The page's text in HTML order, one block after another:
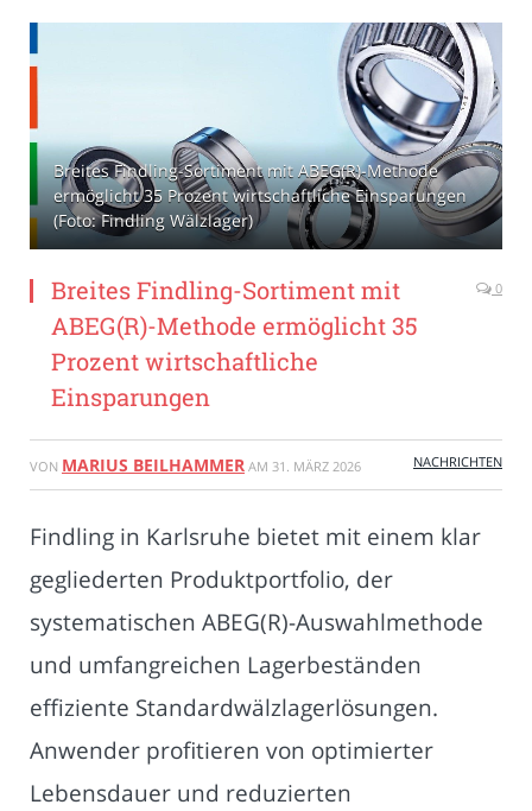
Breites Findling-Sortiment mit ABEG(R)-Methode
ermöglicht 35 Prozent wirtschaftliche Einsparungen
(Foto: Findling Wälzlager)
Breites Findling-Sortiment mit
ABEG(R)-Methode ermöglicht 35
Prozent wirtschaftliche
Einsparungen
0
VON MARIUS BEILHAMMER AM 31. MÄRZ 2026 NACHRICHTEN
Findling in Karlsruhe bietet mit einem klar
gegliederten Produktportfolio, der
systematischen ABEG(R)-Auswahlmethode
und umfangreichen Lagerbeständen
effiziente Standardwälzlagerlösungen.
Anwender profitieren von optimierter
Lebensdauer und reduzierten